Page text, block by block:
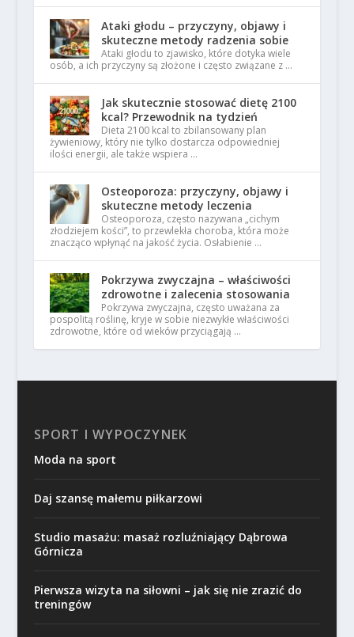
Ataki głodu – przyczyny, objawy i
skuteczne metody radzenia sobie
Ataki głodu to zjawisko, które dotyka wiele
osób, a ich przyczyny są złożone i często związane z …
Jak skutecznie stosować dietę 2100
kcal? Przewodnik na tydzień
Dieta 2100 kcal to zbilansowany plan
żywieniowy, który nie tylko dostarcza odpowiedniej
ilości energii, ale także wspiera …
Osteoporoza: przyczyny, objawy i
skuteczne metody leczenia
Osteoporoza, często nazywana „cichym
złodziejem kości”, to przewlekła choroba, która może
znacząco wpłynąć na jakość życia. Osłabienie …
Pokrzywa zwyczajna – właściwości
zdrowotne i zalecenia stosowania
Pokrzywa zwyczajna, często uważana za
pospolitą roślinę, kryje w sobie niezwykłe właściwości
zdrowotne, które od wieków przyciągają …
SPORT I WYPOCZYNEK
Moda na sport
Daj szansę małemu piłkarzowi
Studio masażu: masaż rozluźniający Dąbrowa
Górnicza
Pierwsza wizyta na siłowni – jak się nie zrazić do
treningów